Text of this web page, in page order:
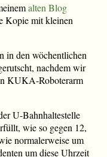
alten Blog
Kopie mit kleinen
in den wöchentlichen
nachdem wir
KUKA-Roboterarm
U-Bahnhaltestelle
wie so gegen 12,
normalerweise um
um diese Uhrzeit